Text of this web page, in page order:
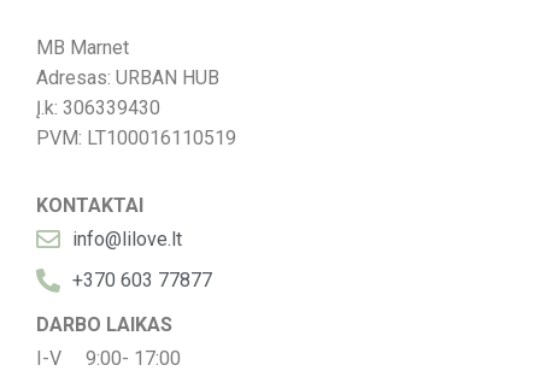
MB Marnet
Adresas: URBAN HUB
Į.k: 306339430
PVM: LT100016110519
KONTAKTAI
info@lilove.lt
+370 603 77877
DARBO LAIKAS
I-V 9:00- 17:00